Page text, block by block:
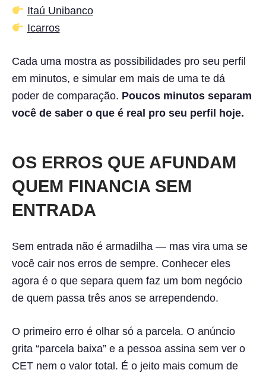
Itaú Unibanco
Icarros
Cada uma mostra as possibilidades pro seu perfil
em minutos, e simular em mais de uma te dá
poder de comparação. Poucos minutos separam
você de saber o que é real pro seu perfil hoje.
OS ERROS QUE AFUNDAM
QUEM FINANCIA SEM
ENTRADA
Sem entrada não é armadilha — mas vira uma se
você cair nos erros de sempre. Conhecer eles
agora é o que separa quem faz um bom negócio
de quem passa três anos se arrependendo.
O primeiro erro é olhar só a parcela. O anúncio
grita “parcela baixa” e a pessoa assina sem ver o
CET nem o valor total. É o jeito mais comum de